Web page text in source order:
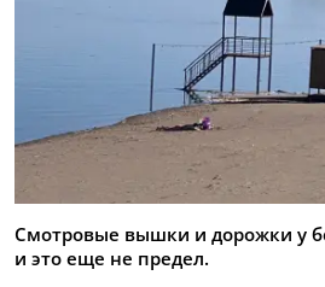
Смотровые вышки и дорожки у
и это еще не предел.